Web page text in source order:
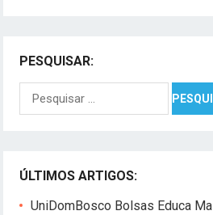
PESQUISAR:
Pesquisar
por:
ÚLTIMOS ARTIGOS:
UniDomBosco Bolsas Educa